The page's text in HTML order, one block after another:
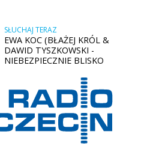
SŁUCHAJ TERAZ
EWA KOC (BŁAŻEJ KRÓL &
DAWID TYSZKOWSKI -
NIEBEZPIECZNIE BLISKO